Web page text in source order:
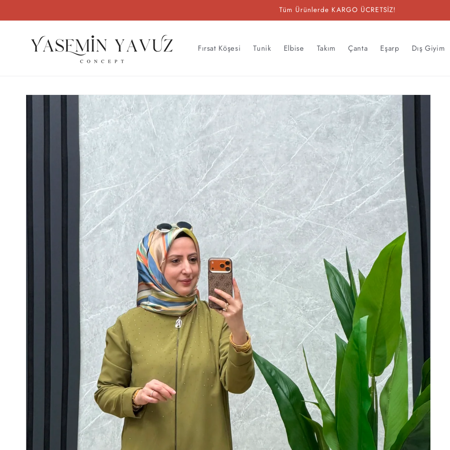
Tüm Ürünlerde KARGO ÜCRETSİZ!
Fırsat Köşesi Tunik Elbise Takım Çanta Eşarp Dış Giyim
Ürün